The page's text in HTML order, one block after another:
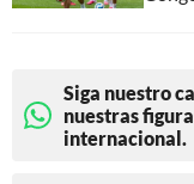
Siga nuestro
nuestras
internacional.